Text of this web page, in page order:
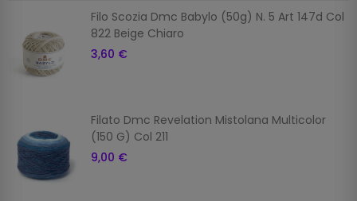
Filo Scozia Dmc Babylo (50g) N. 5 Art 147d Col
822 Beige Chiaro
3,60 €
Filato Dmc Revelation Mistolana Multicolor
(150 G) Col 211
9,00 €